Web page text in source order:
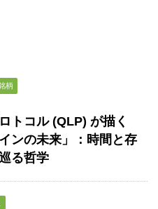
柄
トコル (QLP) が描く
ンの未来」：時間と存
る哲学